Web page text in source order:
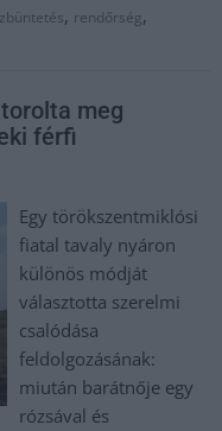
, rendőrség,
meg
férfi
Egy törökszentmiklósi
fiatal tavaly nyáron
különös módját
választotta szerelmi
csalódása
feldolgozásának:
miután barátnője egy
rózsával és